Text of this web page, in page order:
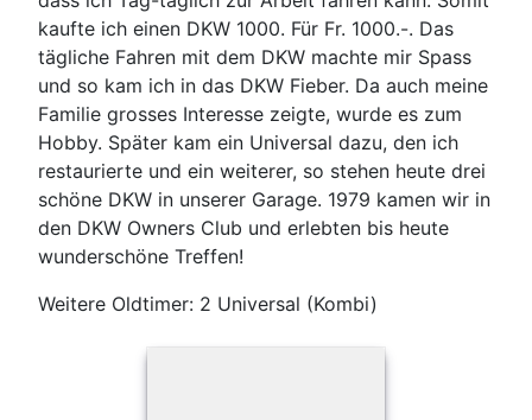
kaufte ich einen DKW 1000. Für Fr. 1000.-. Das
tägliche Fahren mit dem DKW machte mir Spass
und so kam ich in das DKW Fieber. Da auch meine
Familie grosses Interesse zeigte, wurde es zum
Hobby. Später kam ein Universal dazu, den ich
restaurierte und ein weiterer, so stehen heute drei
schöne DKW in unserer Garage. 1979 kamen wir in
den DKW Owners Club und erlebten bis heute
wunderschöne Treffen!
Weitere Oldtimer: 2 Universal (Kombi)